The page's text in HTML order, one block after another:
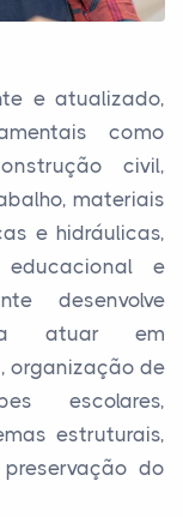
e atualizado,
como
civil,
materiais
e hidráulicas,
educacional e
desenvolve
atuar em
organização de
escolares,
estruturais,
do